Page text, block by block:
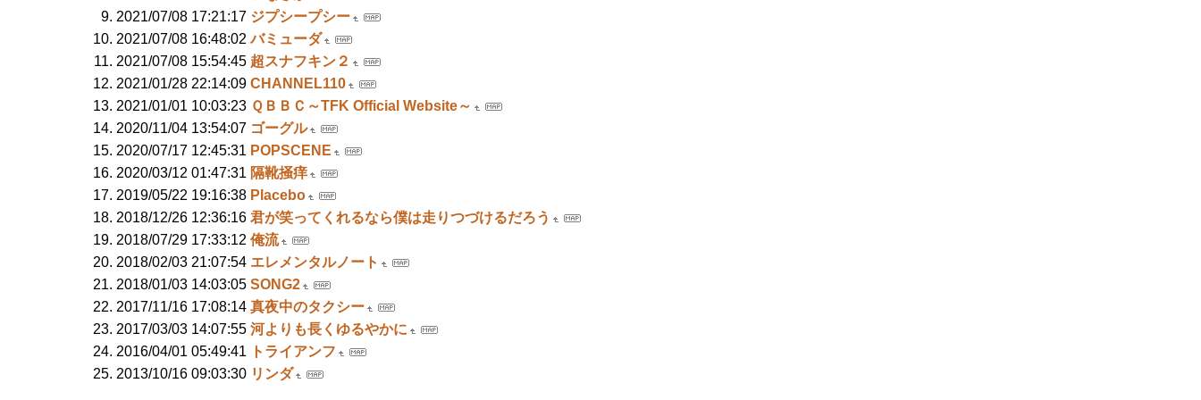
2021/07/08 17:21:17 ジプシープシー
2021/07/08 16:48:02 バミューダ
2021/07/08 15:54:45 超スナフキン２
2021/01/28 22:14:09 CHANNEL110
2021/01/01 10:03:23 ＱＢＢＣ～TFK Official Website～
2020/11/04 13:54:07 ゴーグル
2020/07/17 12:45:31 POPSCENE
2020/03/12 01:47:31 隔靴掻痒
2019/05/22 19:16:38 Placebo
2018/12/26 12:36:16 君が笑ってくれるなら僕は走りつづけるだろう
2018/07/29 17:33:12 俺流
2018/02/03 21:07:54 エレメンタルノート
2018/01/03 14:03:05 SONG2
2017/11/16 17:08:14 真夜中のタクシー
2017/03/03 14:07:55 河よりも長くゆるやかに
2016/04/01 05:49:41
トライアンフ
2013/10/16 09:03:30 リンダ